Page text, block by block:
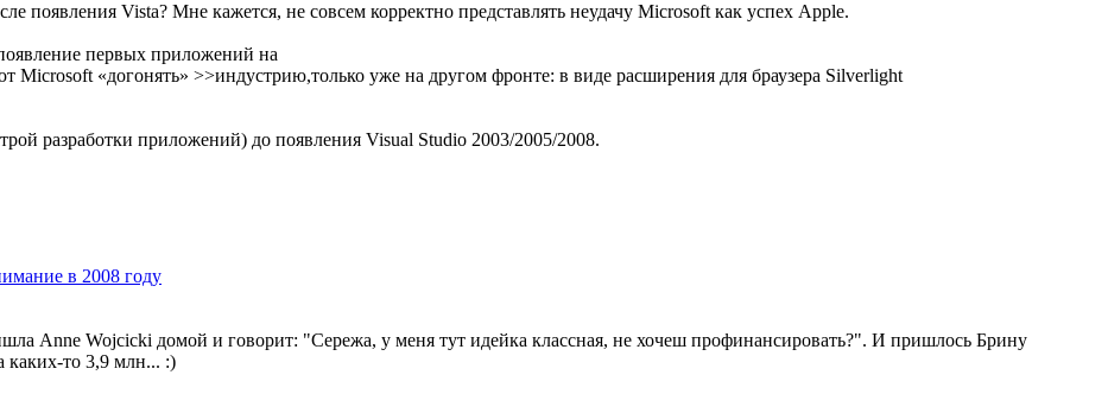
появления Vista? Мне кажется, не совсем корректно представлять неудачу Microsoft как успех Apple.
первых приложений на
Microsoft «догонять» >>индустрию,только уже на другом фронте: в виде расширения для браузера Silverlight
разработки приложений) до появления Visual Studio 2003/2005/2008.
в 2008 году
Anne Wojcicki домой и говорит: "Сережа, у меня тут идейка классная, не хочеш профинансировать?". И пришлось Брину
каких-то 3,9 млн... :)